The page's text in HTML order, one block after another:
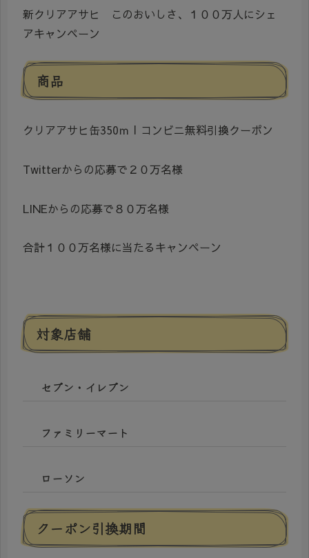
新クリアアサヒ このおいしさ、１００万人にシェ
アキャンペーン
商品
クリアアサヒ缶350ｍｌコンビニ無料引換クーポン
Twitterからの応募で２０万名様
LINEからの応募で８０万名様
合計１００万名様に当たるキャンペーン
対象店舗
セブン・イレブン
ファミリーマート
ローソン
クーポン引換期間